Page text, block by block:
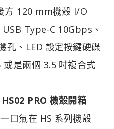
方 120 mm機殼 I/O
Type-C 10Gbps、
孔、LED 設定按鍵硬碟
是兩個 3.5 吋複合式
PRO 機殼開箱
口氣在 HS 系列機殼